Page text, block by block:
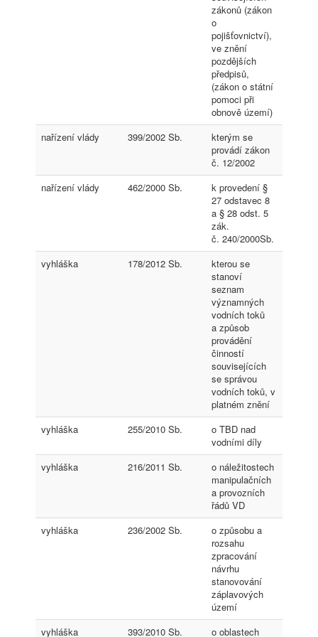
zákonů (zákon
o
pojišťovnictví),
ve znění
pozdějších
předpisů,
(zákon o státní
pomoci při
obnově území)
nařízení vlády
399/2002 Sb.
kterým se
provádí zákon
č. 12/2002
nařízení vlády
462/2000 Sb.
k provedení §
27 odstavec 8
a § 28 odst. 5
zák.
č. 240/2000Sb.
vyhláška
178/2012 Sb.
kterou se
stanoví
seznam
významných
vodních toků
a způsob
provádění
činností
souvisejících
se správou
vodních toků, v
platném znění
vyhláška
255/2010 Sb.
o TBD nad
vodními díly
vyhláška
216/2011 Sb.
o náležitostech
manipulačních
a provozních
řádů VD
vyhláška
236/2002 Sb.
o způsobu a
rozsahu
zpracování
návrhu
stanovování
záplavových
území
vyhláška
393/2010 Sb. o oblastech